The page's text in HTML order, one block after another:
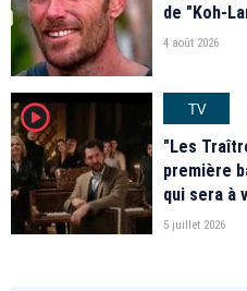
de "Koh-
4 août 2026
player2
TV
"Les
première
qui sera à
5 juillet 2026